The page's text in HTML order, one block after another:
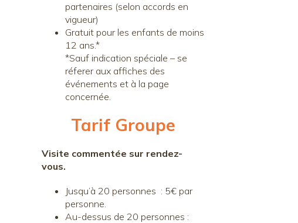
partenaires (selon accords en
vigueur)
Gratuit pour les enfants de moins
12 ans.*
*Sauf indication spéciale – se
réferer aux affiches des
événements et à la page
concernée.
Tarif Groupe
Visite commentée sur rendez-
vous.
Jusqu’à 20 personnes : 5€ par
personne.
Au-dessus de 20 personnes :